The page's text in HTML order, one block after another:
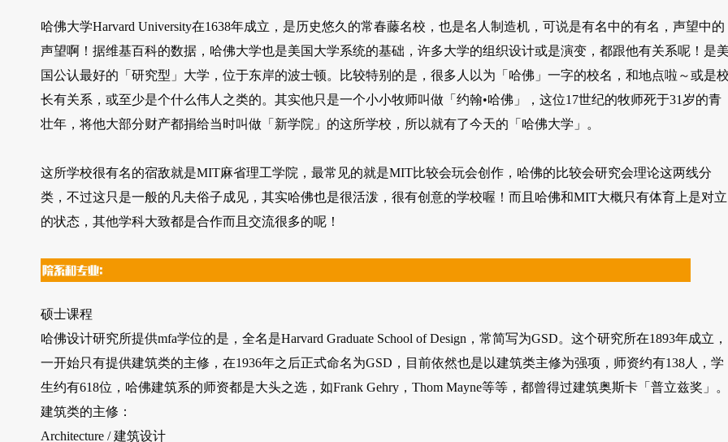
哈佛大学Harvard University在1638年成立，是历史悠久的常春藤名校，也是名人制造机，可说是有名中的有名，声望中的
声望啊！据维基百科的数据，哈佛大学也是美国大学系统的基础，许多大学的组织设计或是演变，都跟他有关系呢！是美
国公认最好的「研究型」大学，位于东岸的波士顿。比较特别的是，很多人以为「哈佛」一字的校名，和地点啦～或是校
长有关系，或至少是个什么伟人之类的。其实他只是一个小小牧师叫做「约翰•哈佛」，这位17世纪的牧师死于31岁的青
壮年，将他大部分财产都捐给当时叫做「新学院」的这所学校，所以就有了今天的「哈佛大学」。
这所学校很有名的宿敌就是MIT麻省理工学院，最常见的就是MIT比较会玩会创作，哈佛的比较会研究会理论这两线分
类，不过这只是一般的凡夫俗子成见，其实哈佛也是很活泼，很有创意的学校喔！而且哈佛和MIT大概只有体育上是对立
的状态，其他学科大致都是合作而且交流很多的呢！
硕士课程
哈佛设计研究所提供mfa学位的是，全名是Harvard Graduate School of Design，常简写为GSD。这个研究所在1893年成立，
一开始只有提供建筑类的主修，在1936年之后正式命名为GSD，目前依然也是以建筑类主修为强项，师资约有138人，学
生约有618位，哈佛建筑系的师资都是大头之选，如Frank Gehry，Thom Mayne等等，都曾得过建筑奥斯卡「普立兹奖」。
建筑类的主修：
Architecture / 建筑设计